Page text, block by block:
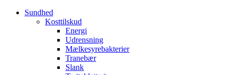
Sundhed
Kosttilskud
Energi
Udrensning
Mælkesyrebakterier
Tranebær
Slank